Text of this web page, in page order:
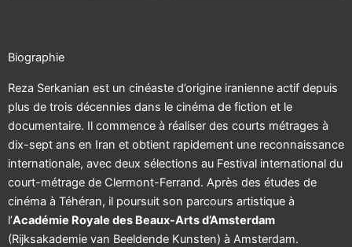
Biographie
Reza Serkanian est un cinéaste d’origine iranienne actif depuis
plus de trois décennies dans le cinéma de fiction et le
documentaire. Il commence à réaliser des courts métrages à
dix-sept ans en Iran et obtient rapidement une reconnaissance
internationale, avec deux sélections au Festival international du
court-métrage de Clermont-Ferrand. Après des études de
cinéma à Téhéran, il poursuit son parcours artistique à
l’Académie Royale des Beaux-Arts d’Amsterdam
(Rijksakademie van Beeldende Kunsten) à Amsterdam.